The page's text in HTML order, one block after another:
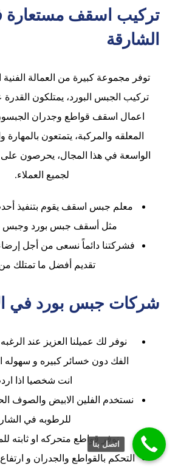
تركيب اسقف مستعارة
الشارقة
توفر مجموعة كبيرة من العمالة الفنية
تركيب الجبس البورد، يمتلكون
اعمال اسقف قواطع وجدران
المعلقه والمركبة، يتمتعون بالمهارة
الواسعة في هذا المجال، يحرصون على
لجميع العملاء.
معلم جبس اسقف يقوم بتنفيذ
مثل أسقف جبس بورد وجبس
فشركتنا دائماً نسعى من أجل
تقديم أفضل ما تمتلك
شركات جبس بورد في
نوفر لك عميلنا العزيز عند
الفك دون خسائر كبيره و سهوله
انت شخصيا اذا
نستخدم الفلين الابيض والصوف
للرطوبه في
نوفر قواطع متحركه او ثابته
التحكم بالقواطع والجدران و
اتصل بنا